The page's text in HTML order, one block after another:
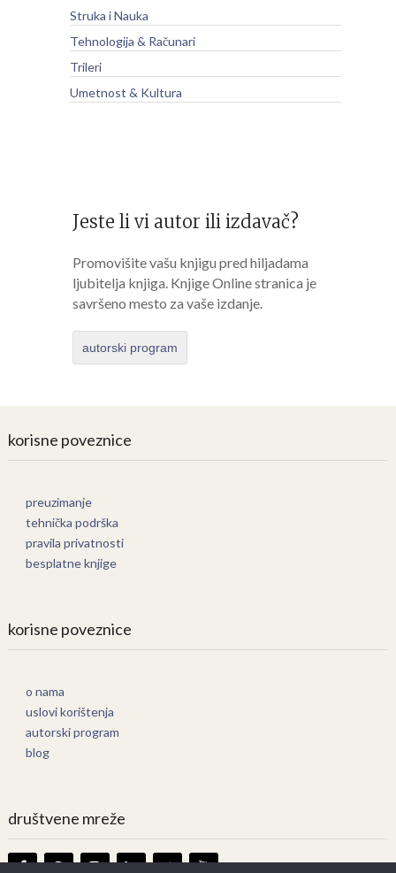
Struka i Nauka
Tehnologija & Računari
Trileri
Umetnost & Kultura
Jeste li vi autor ili izdavač?
Promovišite vašu knjigu pred hiljadama
ljubitelja knjiga. Knjige Online stranica je
savršeno mesto za vaše izdanje.
autorski program
korisne poveznice
preuzimanje
tehnička podrška
pravila privatnosti
besplatne knjige
korisne poveznice
o nama
uslovi korištenja
autorski program
blog
društvene mreže